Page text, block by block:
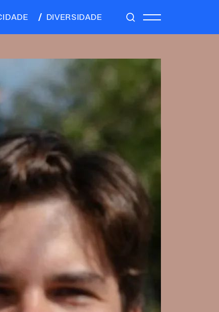
DIVERSIDADE